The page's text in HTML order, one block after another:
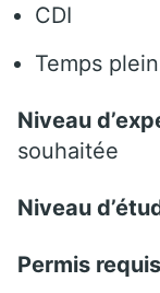
CDI
Temps plein
Niveau
souhaitée
Niveau
Permis